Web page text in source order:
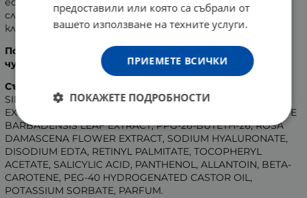
след почистване с тоалетно мляко и подпомагат
клетъчния метаболизъм.
Подходящ за всеки тип кожа, дори и за най-
чувствителната.
Състав:
SIDERITIS SCARDICA EXTRACT, DISCOREA VILLOSA ROOT
EXTRACT, CHAMOMILLA RECUTITA FLOWER EXTRACT, ALOE
BARBADENSIS LEAF EXTRACT, PPG-26-BUTETH-26, ROSA
DAMASCENA FLOWER EXTRACT, SODIUM HYALURONATE,
DISODIUM EDTA, RETINYL PALMITATE, TOCOPHERYL
ACETATE, SALICYLIC ACID, PANTHENOL, ALLANTOIN, BETA-
CAROTENE, PEG-40 HYDROGENATED CASTOR OIL,
POTASSIUM SORBATE, PARFUM.
предоставили или която са събрали от
вашето използване на техните услуги.
ПРИЕМЕТЕ ВСИЧКИ
ПОКАЖЕТЕ ПОДРОБНОСТИ